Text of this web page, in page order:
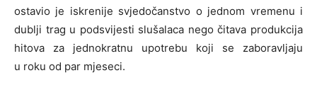
ostavio je iskrenije svjedočanstvo o jednom vremenu i
dublji trag u podsvijesti slušalaca nego čitava produkcija
hitova za jednokratnu upotrebu koji se zaboravljaju
u roku od par mjeseci.